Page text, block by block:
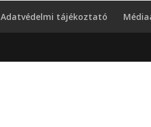
Adatvédelmi tájékoztató